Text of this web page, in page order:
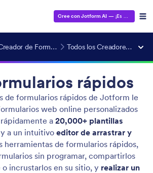
Cree con Jotform AI — ¡Es gratis!
Creador de Formulario con IA Todos los Creadores de Formularios
rápidos
de formularios rápidos de Jotform le
web online personalizados
a 20,000+ plantillas
y a un intuitivo editor de arrastrar y
herramientas de formularios rápidos,
sin programar, compartirlos
incrustarlos en su sitio, y realizar un